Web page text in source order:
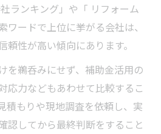
ランキング」や「 リフォーム
ワードで上位に挙がる会社は、
頼性が高い傾向にあります。
を鵜呑みにせず、補助金活用の
応力などもあわせて比較するこ
積もりや現地調査を依頼し、実
認してから最終判断をすること